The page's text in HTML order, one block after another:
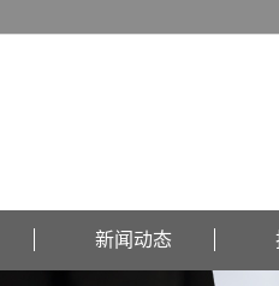
新闻动态